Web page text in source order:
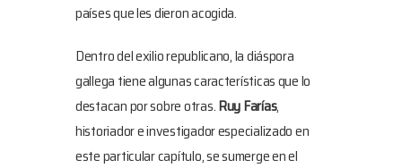
países que les dieron acogida.
Dentro del exilio republicano, la diáspora
gallega tiene algunas características que lo
destacan por sobre otras.Ruy Farías,
historiador e investigador especializado en
este particular capítulo, se sumerge en el